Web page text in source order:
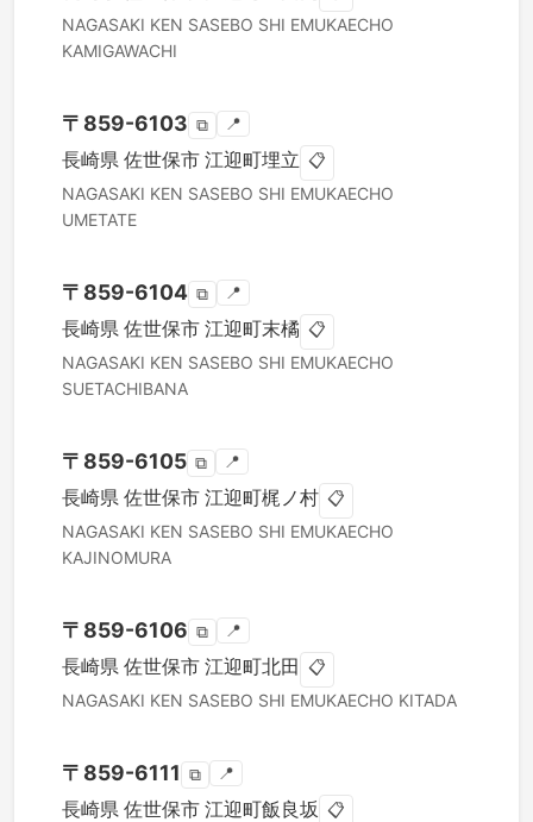
NAGASAKI KEN SASEBO SHI EMUKAECHO
KAMIGAWACHI
〒 859-6103 ⧉ 📍
長崎県 佐世保市 江迎町埋立 📋
NAGASAKI KEN SASEBO SHI EMUKAECHO
UMETATE
〒 859-6104 ⧉ 📍
長崎県 佐世保市 江迎町末橘 📋
NAGASAKI KEN SASEBO SHI EMUKAECHO
SUETACHIBANA
〒 859-6105 ⧉ 📍
長崎県 佐世保市 江迎町梶ノ村 📋
NAGASAKI KEN SASEBO SHI EMUKAECHO
KAJINOMURA
〒 859-6106 ⧉ 📍
長崎県 佐世保市 江迎町北田 📋
NAGASAKI KEN SASEBO SHI EMUKAECHO KITADA
〒 859-6111 ⧉ 📍
長崎県 佐世保市 江迎町飯良坂 📋